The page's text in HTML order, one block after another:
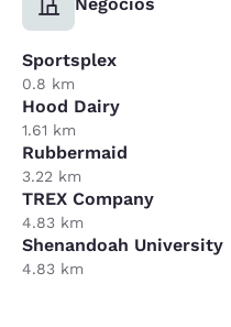
Sportsplex
0.8 km
Hood Dairy
1.61 km
Rubbermaid
3.22 km
TREX Company
4.83 km
Shenandoah University
4.83 km